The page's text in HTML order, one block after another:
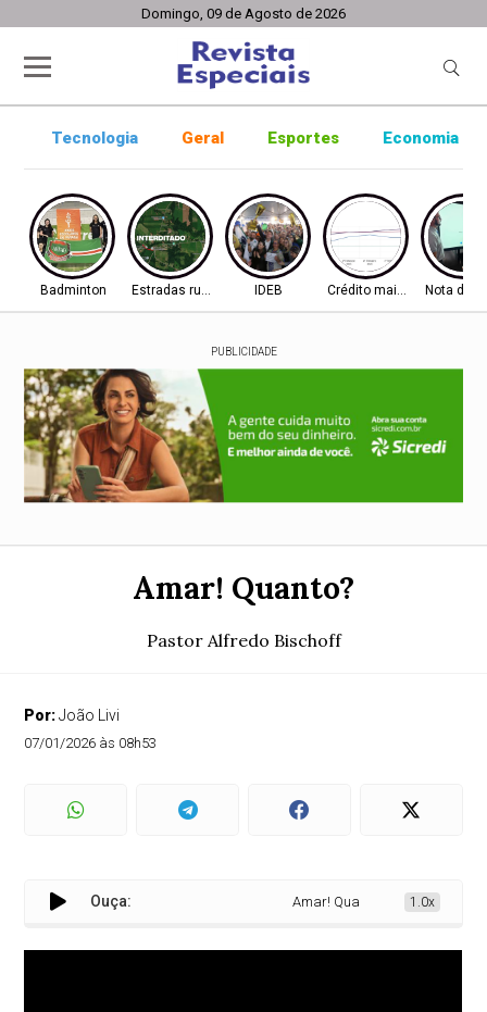
Domingo, 09 de Agosto de 2026
Tecnologia Geral Esportes Economia
Badminton Estradas rurais IDEB Crédito mais difícilNota do
PUBLICIDADE
Amar! Quanto?
Pastor Alfredo Bischoff
Por:João Livi
07/01/2026 às 08h53
Ouça: Amar! Quanto? 1.0x